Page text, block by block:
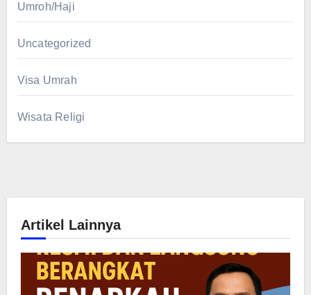
Umroh/Haji
Uncategorized
Visa Umrah
Wisata Religi
Artikel Lainnya